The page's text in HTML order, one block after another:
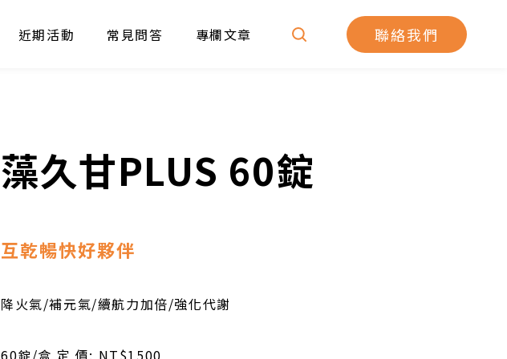
近期活動 常見問答 專欄文章 聯絡我們
藻久甘PLUS 60錠
互乾暢快好夥伴
降火氣/補元氣/續航力加倍/強化代謝
60錠/盒 定 價: NT$1500